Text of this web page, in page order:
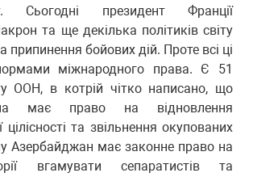
Сьогодні президент Франції
та ще декілька політиків світу
припинення бойових дій. Проте всі ці
міжнародного права. Є 51
ООН, в котрій чітко написано, що
має право на відновлення
цілісності та звільнення окупованих
Азербайджан має законне право на
вгамувати сепаратистів та